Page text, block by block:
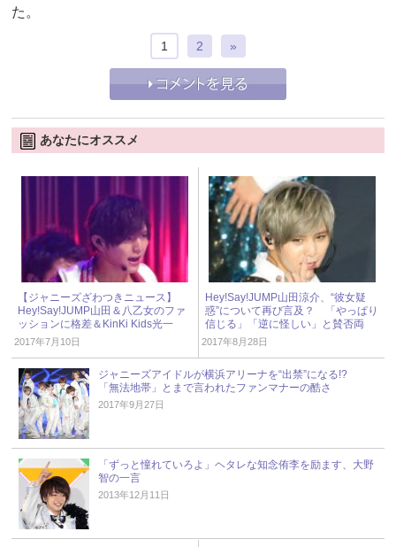
た。
1 2 »
あなたにオススメ
【ジャニーズざわつきニュース】
Hey!Say!JUMP山田＆八乙女のファ
ッションに格差＆KinKi Kids光一
が“剛への愛”を色で表現!?
2017年7月10日
Hey!Say!JUMP山田涼介、“彼女疑
惑”について再び言及？ 「やっぱり
信じる」「逆に怪しい」と賛否両
論！
2017年8月28日
ジャニーズアイドルが横浜アリーナを“出禁”になる!?
「無法地帯」とまで言われたファンマナーの酷さ
2017年9月27日
「ずっと憧れていろよ」ヘタレな知念侑李を励ます、大野
智の一言
2013年12月11日